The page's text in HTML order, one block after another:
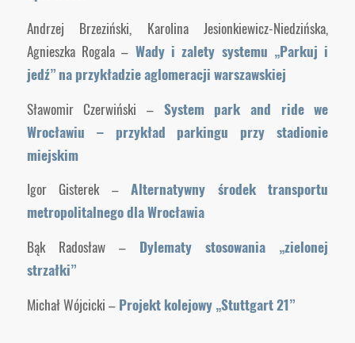
Andrzej Brzeziński, Karolina Jesionkiewicz-Niedzińska,
Agnieszka Rogala – Wady i zalety systemu „Parkuj i
jedź” na przykładzie aglomeracji warszawskiej
Sławomir Czerwiński – System park and ride we
Wrocławiu –
przykład parkingu przy stadionie
miejskim
Igor Gisterek –Alternatywny środek transportu
metropolitalnego dla Wrocławia
Bąk Radosław – Dylematy stosowania „zielonej
strzałki”
Michał Wójcicki –Projekt kolejowy „Stuttgart 21”